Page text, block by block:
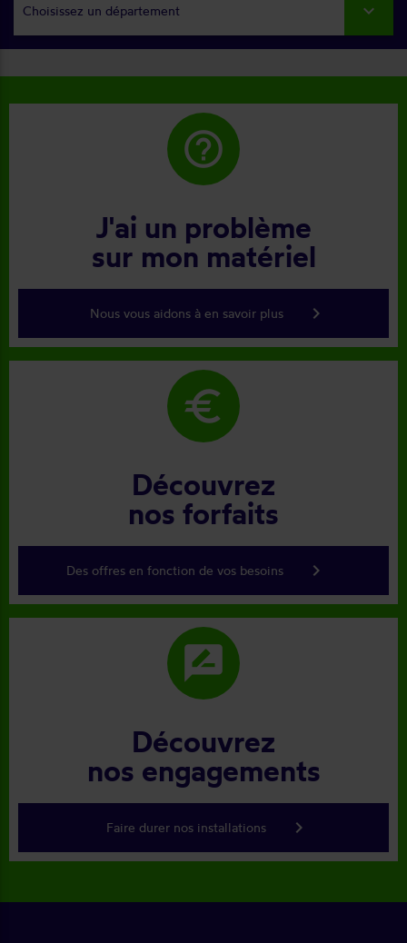
Choisissez un département
help_outline
J'ai un problème
sur mon matériel
Nous vous aidons à en savoir plus keyboard_arrow_right
euro
Découvrez
nos forfaits
Des offres en fonction de vos besoins keyboard_arrow_right
rate_review
Découvrez
nos engagements
Faire durer nos installations keyboard_arrow_right